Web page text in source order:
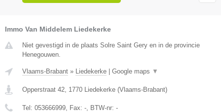
Immo Van Middelem Liedekerke
Niet gevestigd in de plaats Solre Saint Gery en in de provincie
Henegouwen.
Vlaams-Brabant » Liedekerke Google maps ▼
Opperstraat 42 1770 Liedekerke (Vlaams-Brabant)
Tel: 053666999 , Fax: - , BTW-nr: -